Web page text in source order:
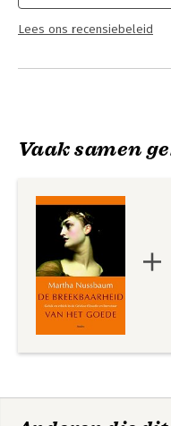
Lees ons recensiebeleid
Vaak samen